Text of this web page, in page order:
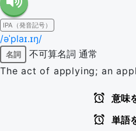
IPA（発音記号）
/əˈplaɪ.ɪŋ/
名詞 不可算名詞 通常
The act of applying; an
意味
単語